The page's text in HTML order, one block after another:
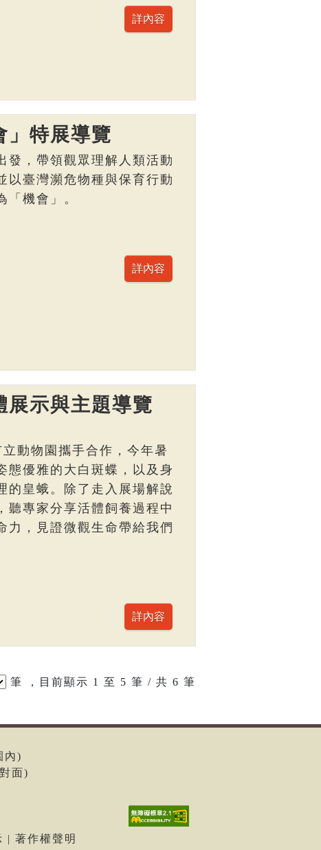
」特展導覽
發，帶領觀眾理解人類活動
以臺灣瀕危物種與保育行動
機會」。
展示與主題導覽
動物園攜手合作，今年暑
態優雅的大白斑蝶，以及身
的皇蛾。除了走入展場解說
聽專家分享活體飼養過程中
力，見證微觀生命帶給我們
筆 ，目前顯示 1 至 5 筆 / 共 6 筆
內)
面)
| 著作權聲明